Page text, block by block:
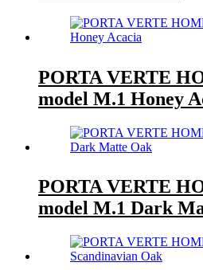
PORTA VERTE
model M.1 Honey
PORTA VERTE
model M.1 Dark